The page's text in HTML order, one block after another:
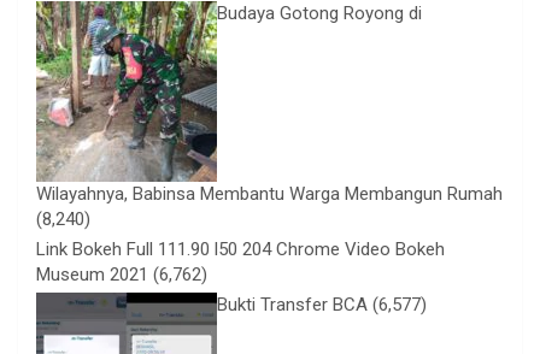
Budaya Gotong Royong di
Wilayahnya, Babinsa Membantu Warga Membangun Rumah
(8,240)
Link Bokeh Full 111.90 l50 204 Chrome Video Bokeh
Museum 2021 (6,762)
Bukti Transfer BCA (6,577)